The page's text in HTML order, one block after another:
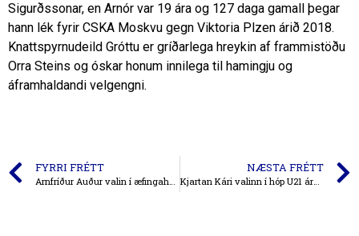
Sigurðssonar, en Arnór var 19 ára og 127 daga gamall þegar
hann lék fyrir CSKA Moskvu gegn Viktoria Plzen árið 2018.
Knattspyrnudeild Gróttu er gríðarlega hreykin af frammistöðu
Orra Steins og óskar honum innilega til hamingju og
áframhaldandi velgengni.
FYRRI FRÉTT
Arnfríður Auður valin í æfingahóp fyrir úrtaksæfingar U16 kvenna í október
NÆSTA FRÉTT
Kjartan Kári valinn í hóp U21 ára landsliðsins